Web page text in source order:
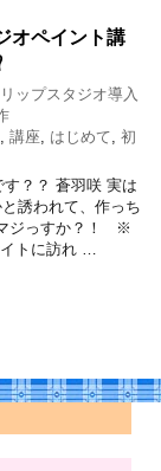
オペイント講
ップスタジオ導入
講座 はじめて 初
？？ 蒼羽咲 実は
誘われて、作っち
ジっすか？！ ※
トに訪れ …